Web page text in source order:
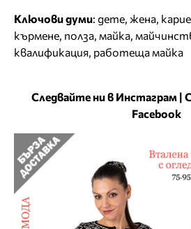
Ключови думи: дете, жена,
кърмене, полза, майка,
квалификация, работеща майка
Следвайте ни в Инстаграм |
Facebook